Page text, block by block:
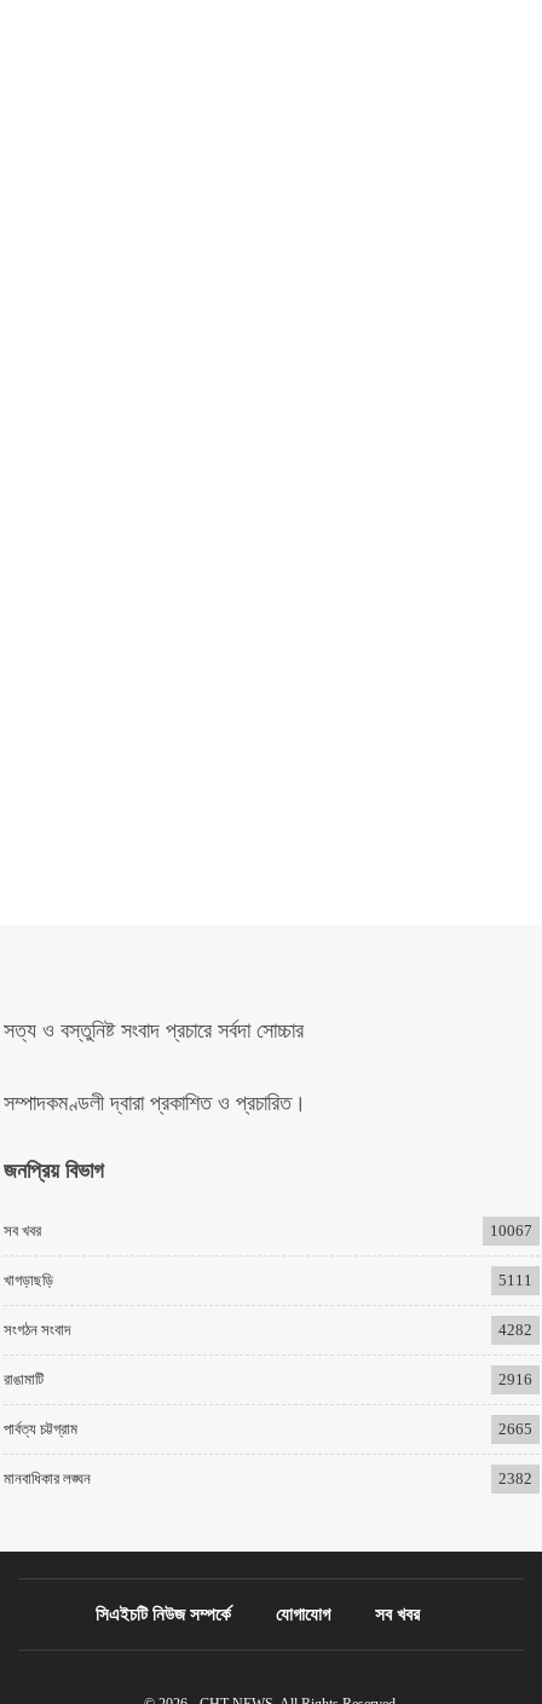
সত্য ও বস্তুনিষ্ট সংবাদ প্রচারে সর্বদা সোচ্চার
সম্পাদকমণ্ডলী দ্বারা প্রকাশিত ও প্রচারিত।
জনপ্রিয় বিভাগ
সব খবর 10067
খাগড়াছড়ি 5111
সংগঠন সংবাদ 4282
রাঙামাটি 2916
পার্বত্য চট্টগ্রাম 2665
মানবাধিকার লঙ্ঘন 2382
সিএইচটি নিউজ সম্পর্কে যোগাযোগ সব খবর